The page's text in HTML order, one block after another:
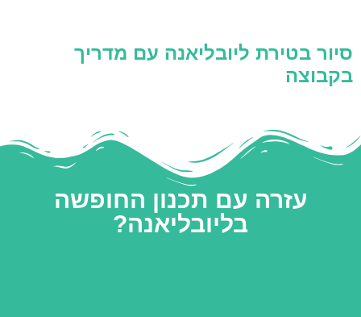
סיור בטירת ליובליאנה עם מדריך
בקבוצה
עזרה עם תכנון החופשה
בליובליאנה?